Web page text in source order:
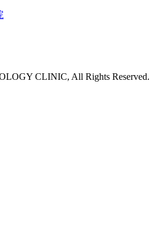
CLINIC, All Rights Reserved.